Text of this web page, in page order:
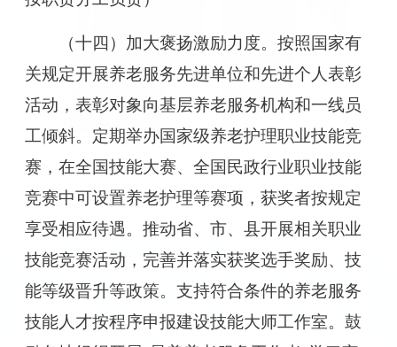
（十四）加大褒扬激励力度。按照国家有
关规定开展养老服务先进单位和先进个人表彰
活动，表彰对象向基层养老服务机构和一线员
工倾斜。定期举办国家级养老护理职业技能竞
赛，在全国技能大赛、全国民政行业职业技能
竞赛中可设置养老护理等赛项，获奖者按规定
享受相应待遇。推动省、市、县开展相关职业
技能竞赛活动，完善并落实获奖选手奖励、技
能等级晋升等政策。支持符合条件的养老服务
技能人才按程序申报建设技能大师工作室。鼓